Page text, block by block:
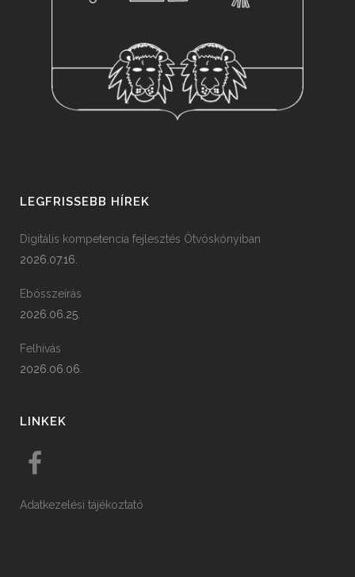
LEGFRISSEBB HÍREK
Digitális kompetencia fejlesztés Ötvöskónyiban
2026.07.16.
Ebösszeírás
2026.06.25.
Felhívás
2026.06.06.
LINKEK
Adatkezelési tájékoztató